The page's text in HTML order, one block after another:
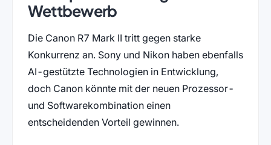
Wettbewerb
Die Canon R7 Mark II tritt gegen starke
Konkurrenz an. Sony und Nikon haben ebenfalls
AI-gestützte Technologien in Entwicklung,
doch Canon könnte mit der neuen Prozessor-
und Softwarekombination einen
entscheidenden Vorteil gewinnen.